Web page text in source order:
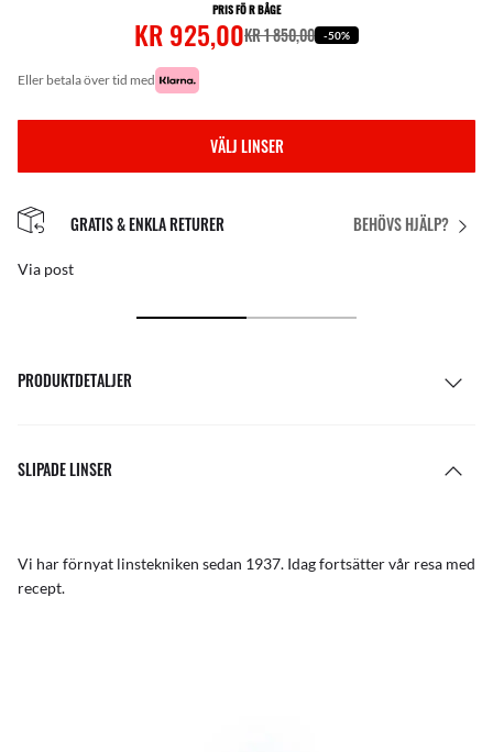
PRIS FÖ R BÅGE
KR 925,00KR 1 850,00 -50%
eller betala över tid med
VÄLJ LINSER
BEHÖVS HJÄLP?
GRATIS & ENKLA RETURER
Via post
PRODUKTDETALJER
SLIPADE LINSER
Vi har förnyat linstekniken sedan 1937. Idag fortsätter vår resa med
recept.